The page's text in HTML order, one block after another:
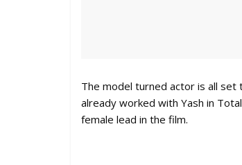
The model turned actor is all set
already worked with Yash in
female lead in the film.